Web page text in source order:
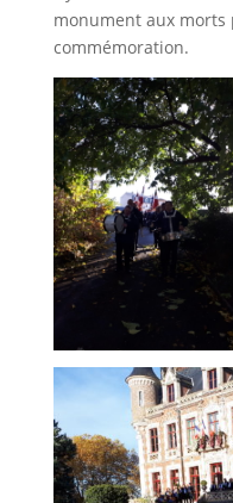
monument aux
commémoration.